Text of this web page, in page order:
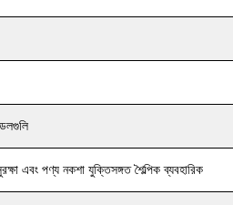
এবং পণ্য নকশা যুক্তিসঙ্গত শৈল্পিক ব্যবহারিক